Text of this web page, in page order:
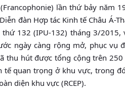
lần thứ bảy năm
đàn Hợp tác Kinh tế Châu Á-
132 (IPU-132) tháng 3/2015,
ngày càng rộng mở, phục vụ
thu hút được tổng cộng trên 250
quan trọng ở khu vực, trong
diện khu vực (RCEP).